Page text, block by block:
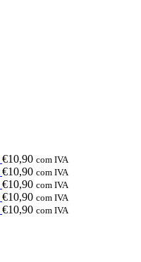
€10,90 com IVA
€10,90 com IVA
€10,90 com IVA
€10,90 com IVA
€10,90 com IVA